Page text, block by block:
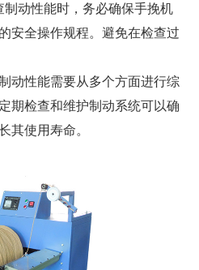
动性能时，务必确保手挽机
安全操作规程。避免在检查过
动性能需要从多个方面进行综
期检查和维护制动系统可以确
其使用寿命。